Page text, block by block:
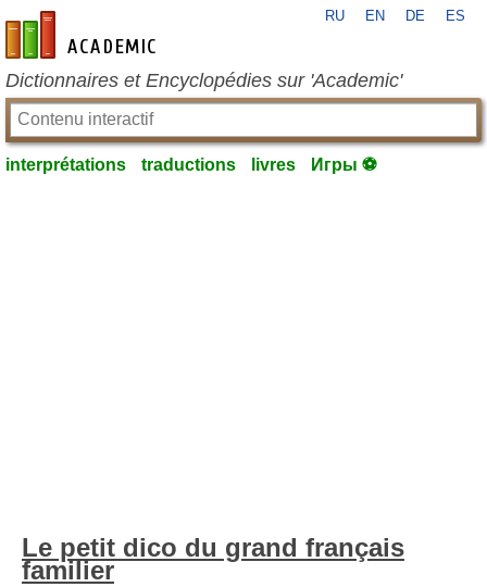
fr-academic.com
RU EN DE ES
Dictionnaires et Encyclopédies sur 'Academic'
interprétations traductions livres Игры ⚽
Le petit dico du grand français
familier